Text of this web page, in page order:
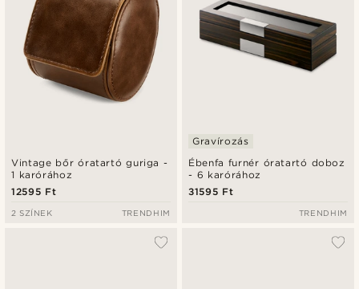
Vintage bőr óratartó guriga -
1 karórához
12595 Ft
2 SZÍNEK TRENDHIM
Ébenfa furnér óratartó doboz
- 6 karórához
Gravírozás
31595 Ft
TRENDHIM